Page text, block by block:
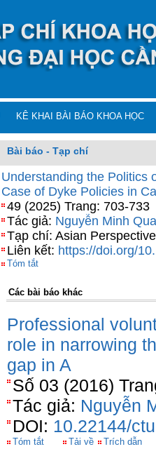
KÊ KHAI BÀI BÁO KHOA HỌC
Bài báo - Tạp chí
Understanding the Politics
Case of Dyke Policies in
49 (2025) Trang: 703-733
Tác giả: Nguyễn Minh
Tạp chí: Asian Perspective
Liên kết: https://doi.org/
Tóm tắt
Các bài báo khác
Professional
role in narrowing
gap in A
Số 03 (2016)
Tác giả: Nguyễn
DOI: 10.22144/
Tóm tắt Tải về Trích dẫn